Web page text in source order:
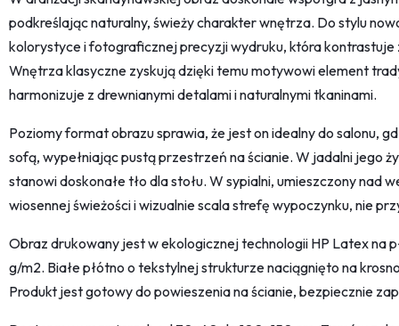
podkreślając naturalny, świeży charakter wnętrza. Do stylu
kolorystyce i fotograficznej precyzji wydruku, która kontrastuje
Wnętrza klasyczne zyskują dzięki temu motywowi element
harmonizuje z drewnianymi detalami i naturalnymi tkaninami.
Poziomy format obrazu sprawia, że jest on idealny do salonu,
sofą, wypełniając pustą przestrzeń na ścianie. W jadalni jego
stanowi doskonałe tło dla stołu. W sypialni, umieszczony nad
wiosennej świeżości i wizualnie scala strefę wypoczynku, nie
Obraz drukowany jest w ekologicznej technologii HP Latex na
g/m2. Białe płótno o tekstylnej strukturze naciągnięto na
Produkt jest gotowy do powieszenia na ścianie, bezpiecznie